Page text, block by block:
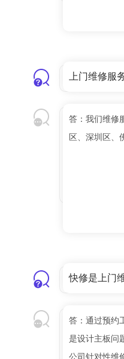
上门维修服
答：我们维修
区、深圳区、
快修是上门
答：通过预约
是设计主板问
公司针对性维